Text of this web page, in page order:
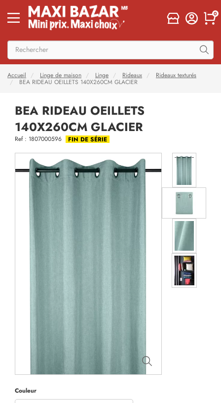
0
Accueil Linge de maison Linge Rideaux
Rideaux texturés
BEA RIDEAU OEILLETS 140X260CM GLACIER
BEA RIDEAU OEILLETS
140X260CM GLACIER
Ref : 1807000596 FIN DE SÉRIE
Couleur